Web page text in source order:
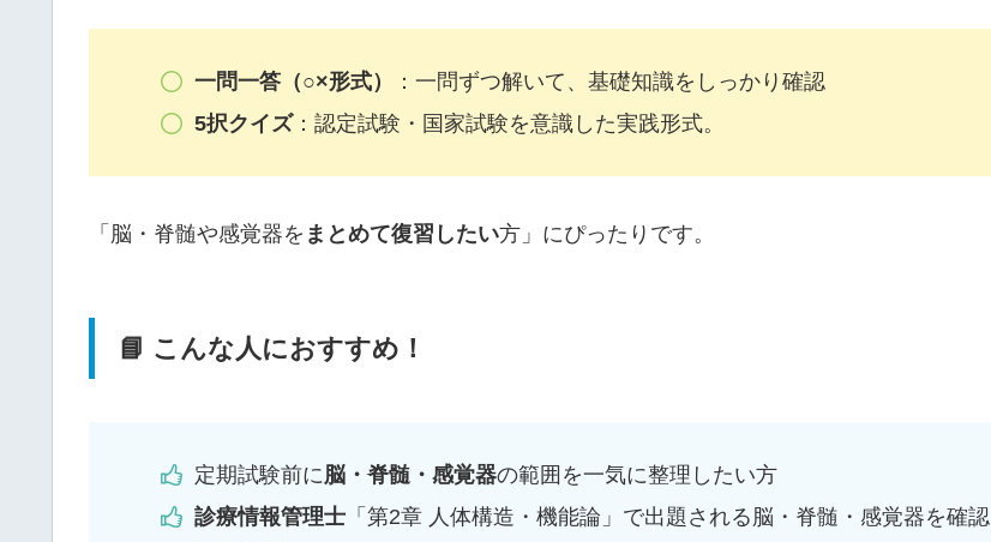
一問一答（○×形式）
：一問ずつ解いて、基礎知識をしっかり確認
5択クイズ：認定試験・国家試験を意識した実践形式。
「脳・脊髄や感覚器を まとめて復習したい方」にぴったりです。
📘 こんな人におすすめ！
定期試験前に 脳・脊髄・感覚器の範囲を一気に整理したい方
診療情報管理士 「第2章 人体構造・機能論」で出題される脳・脊髄・感覚器を確認